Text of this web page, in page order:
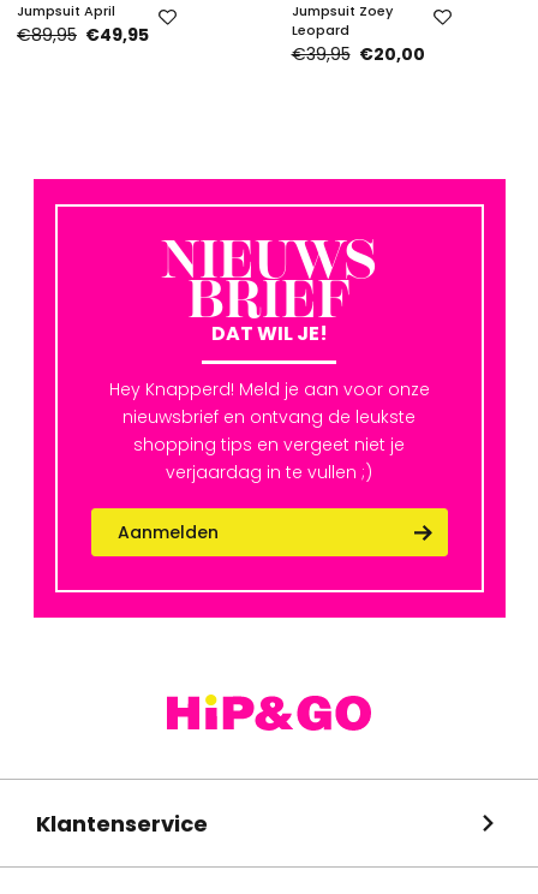
Jumpsuit April
€89,95 €49,95
Jumpsuit Zoey
Leopard
€39,95 €20,00
NIEUWS
BRIEF
DAT WIL JE!
Hey Knapperd! Meld je aan voor onze
nieuwsbrief en ontvang de leukste
shopping tips en vergeet niet je
verjaardag in te vullen ;)
Aanmelden
Klantenservice